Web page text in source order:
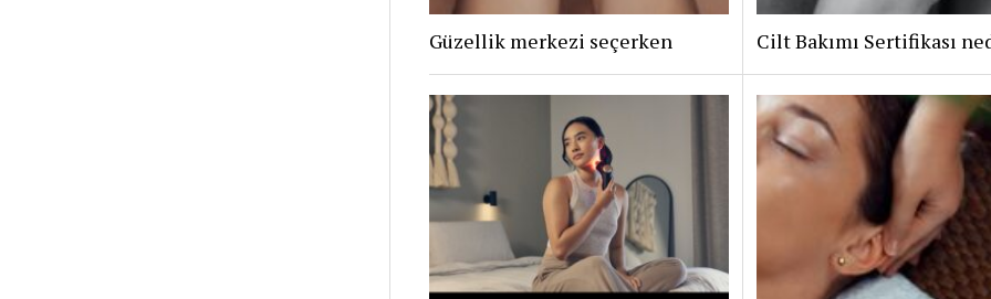
Güzellik merkezi seçerken Cilt Bakımı Sertifikası